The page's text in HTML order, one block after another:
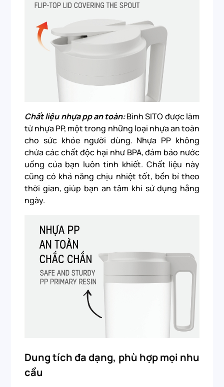
Chất liệu nhựa pp an toàn:Bình SITO được làm
từ nhựa PP, một trong những loại nhựa an toàn
cho sức khỏe người dùng. Nhựa PP không
chứa các chất độc hại như BPA, đảm bảo nước
uống của bạn luôn tinh khiết. Chất liệu này
cũng có khả năng chịu nhiệt tốt, bền bỉ theo
thời gian, giúp bạn an tâm khi sử dụng hằng
ngày.
Dung tích đa dạng, phù hợp mọi nhu
cầu